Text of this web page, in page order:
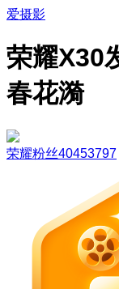
爱摄影
荣耀X30
春花漪
荣耀粉丝40453797